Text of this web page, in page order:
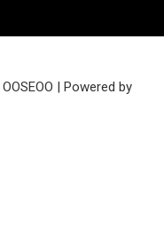
OOSEOO | Powered by